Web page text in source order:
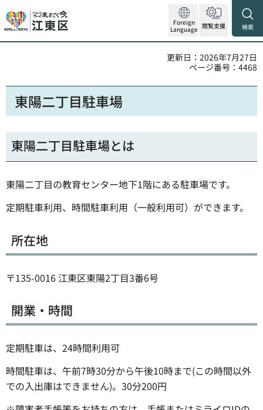
Foreign
Language 閲覧支援 検索
更新日：2026年7月27日
ページ番号：4468
東陽二丁目駐車場
東陽二丁目駐車場とは
東陽二丁目の教育センター地下1階にある駐車場です。
定期駐車利用、時間駐車利用（一般利用可）ができます。
所在地
〒135-0016 江東区東陽2丁目3番6号
開業・時間
定期駐車は、24時間利用可
時間駐車は、午前7時30分から午後10時まで(この時間以外
での入出庫はできません)。30分200円